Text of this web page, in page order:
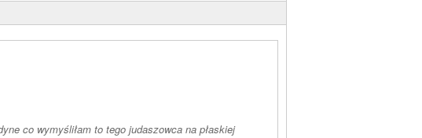
co wymyśliłam to tego judaszowca na płaskiej